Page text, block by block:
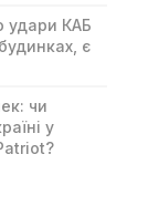
удари КАБ
є
чи
у